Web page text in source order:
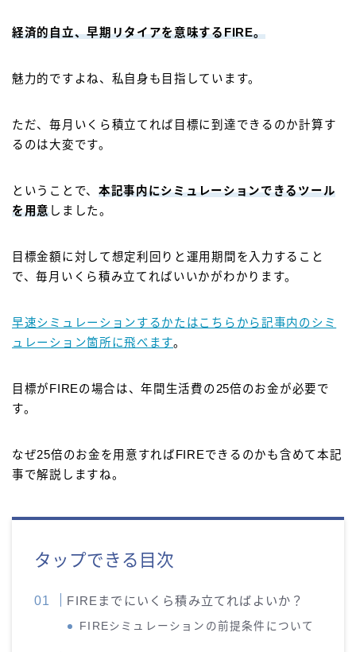
お問い合わせ
経済的自立、早期リタイアを意味するFIRE。
魅力的ですよね、私自身も目指しています。
ただ、毎月いくら積立てれば目標に到達できるのか計算す
るのは大変です。
ということで、 本記事内にシミュレーションできるツール
を用意しました。
目標金額に対して想定利回りと運用期間を入力すること
で、毎月いくら積み立てればいいかがわかります。
早速シミュレーションするかたはこちらから記事内のシミ
ュレーション箇所に飛べます。
目標がFIREの場合は、年間生活費の25倍のお金が必要で
す。
なぜ25倍のお金を用意すればFIREできるのかも含めて本記
事で解説しますね。
タップできる目次
FIREまでにいくら積み立てればよいか？
FIREシミュレーションの前提条件について